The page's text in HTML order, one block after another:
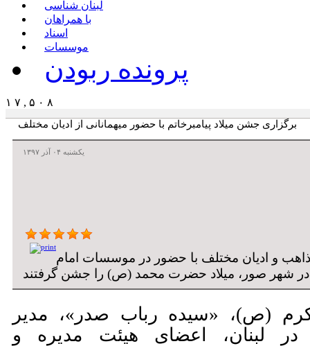
لبنان شناسی
با همراهان
اسناد
موسسات
پرونده ربودن
۱ ۷ , ۵ ۰ ۸
برگزاری جشن میلاد پیامبرخاتم با حضور میهمانانی از ادیان مختلف
يکشنبه ۰۴ آذر ۱۳۹۷
و ادیان مختلف با حضور در موسسات امام
(ص)، «سیده رباب صدر»، مدیر
لبنان، اعضای هیئت مدیره و